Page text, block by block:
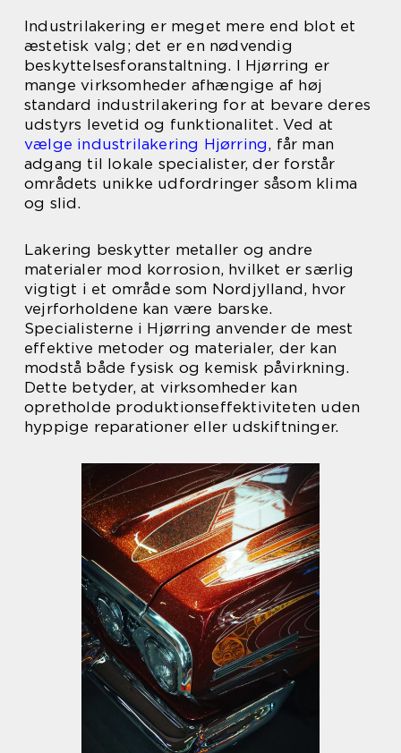
Industrilakering er meget mere end blot et
æstetisk valg; det er en nødvendig
beskyttelsesforanstaltning. I Hjørring er
mange virksomheder afhængige af høj
standard industrilakering for at bevare deres
udstyrs levetid og funktionalitet. Ved at
vælge industrilakering Hjørring, får man
adgang til lokale specialister, der forstår
områdets unikke udfordringer såsom klima
og slid.
Lakering beskytter metaller og andre
materialer mod korrosion, hvilket er særlig
vigtigt i et område som Nordjylland, hvor
vejrforholdene kan være barske.
Specialisterne i Hjørring anvender de mest
effektive metoder og materialer, der kan
modstå både fysisk og kemisk påvirkning.
Dette betyder, at virksomheder kan
opretholde produktionseffektiviteten uden
hyppige reparationer eller udskiftninger.